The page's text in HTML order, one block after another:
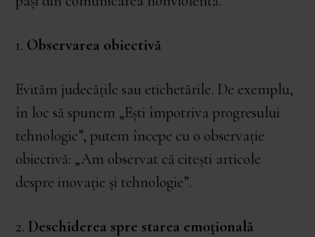
1. Observarea obiectivă
Evităm judecățile sau etichetările. De exemplu,
în loc să spunem „Ești împotriva progresului
tehnologic”, putem începe cu o observație
obiectivă: „Am observat că citești articole
despre inovație și tehnologie”.
2. Deschiderea spre starea emoțională